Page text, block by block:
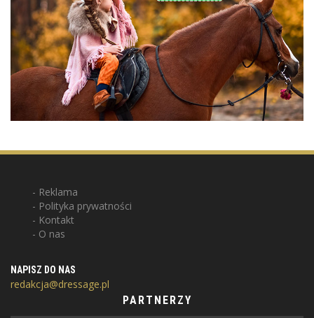
Reklama
Polityka prywatności
Kontakt
O nas
NAPISZ DO NAS
redakcja@dressage.pl
PARTNERZY